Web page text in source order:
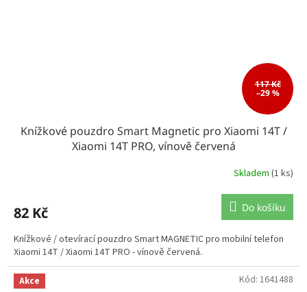
117 Kč
–29 %
Knížkové pouzdro Smart Magnetic pro Xiaomi 14T /
Xiaomi 14T PRO, vínově červená
Skladem (1 ks)
82 Kč Do košíku
Knížkové / otevírací pouzdro Smart MAGNETIC pro mobilní telefon
Xiaomi 14T / Xiaomi 14T PRO - vínově červená.
Akce Kód: 1641488